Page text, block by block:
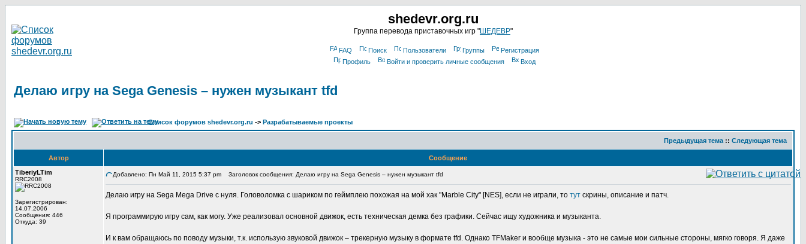
shedevr.org.ru
Группа перевода приставочных игр "ШЕДЕВР"
FAQ Поиск Пользователи Группы
Регистрация
Профиль
Войти и проверить личные сообщения Вход
Делаю игру на Sega Genesis – нужен музыкант tfd
Список форумов shedevr.org.ru -> Разрабатываемые проекты
Предыдущая тема :: Следующая тема
Автор
Сообщение
TiberiyLTim
RRC2008
Зарегистрирован:
14.07.2006
Сообщения: 446
Откуда: 39
Добавлено: Пн Май 11, 2015 5:37 pm Заголовок сообщения: Делаю игру на Sega Genesis – нужен музыкант tfd
Делаю игру на Sega Mega Drive с нуля. Головоломка с шариком по геймплею похожая на мой хак "Marble City" [NES], если не играли, то тут скрины, описание и патч.
Я программирую игру сам, как могу. Уже реализовал основной движок, есть техническая демка без графики. Сейчас ищу художника и музыканта.
И к вам обращаюсь по поводу музыки, т.к. использую звуковой движок – трекерную музыку в формате tfd. Однако TFMaker и вообще музыка - это не самые мои сильные стороны, мягко говоря. Я даже